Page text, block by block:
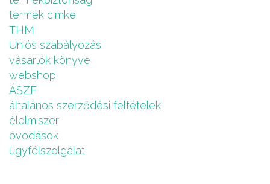
termék cimke
THM
Uniós szabályozás
vásárlók könyve
webshop
ÁSZF
általános szerződési feltételek
élelmiszer
óvodások
ügyfélszolgálat